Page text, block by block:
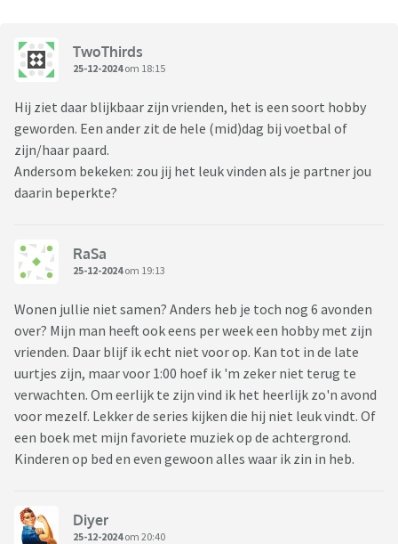
TwoThirds
25-12-2024om 18:15
Hij ziet daar blijkbaar zijn vrienden, het is een soort hobby
geworden. Een ander zit de hele (mid)dag bij voetbal of
zijn/haar paard.
Andersom bekeken: zou jij het leuk vinden als je partner jou
daarin beperkte?
RaSa
25-12-2024om 19:13
Wonen jullie niet samen? Anders heb je toch nog 6 avonden
over? Mijn man heeft ook eens per week een hobby met zijn
vrienden. Daar blijf ik echt niet voor op. Kan tot in de late
uurtjes zijn, maar voor 1:00 hoef ik 'm zeker niet terug te
verwachten. Om eerlijk te zijn vind ik het heerlijk zo'n avond
voor mezelf. Lekker de series kijken die hij niet leuk vindt. Of
een boek met mijn favoriete muziek op de achtergrond.
Kinderen op bed en even gewoon alles waar ik zin in heb.
Diyer
25-12-2024om 20:40